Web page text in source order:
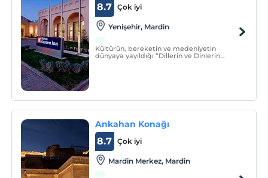
Çok iyi
8.7
Yenişehir, Mardin
Kültürün, bereketin ve medeniyetin
dünyaya yayıldığı “Dillerin ve Dinlerin
Ankahan Konağı
Çok iyi
8.7
Mardin Merkez, Mardin